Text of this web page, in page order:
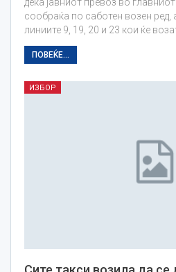
сообраќа по саботен возен ред,
линиите 9, 19, 20 и 23 кои ќе
ПОВЕЌЕ...
ИЗБОР